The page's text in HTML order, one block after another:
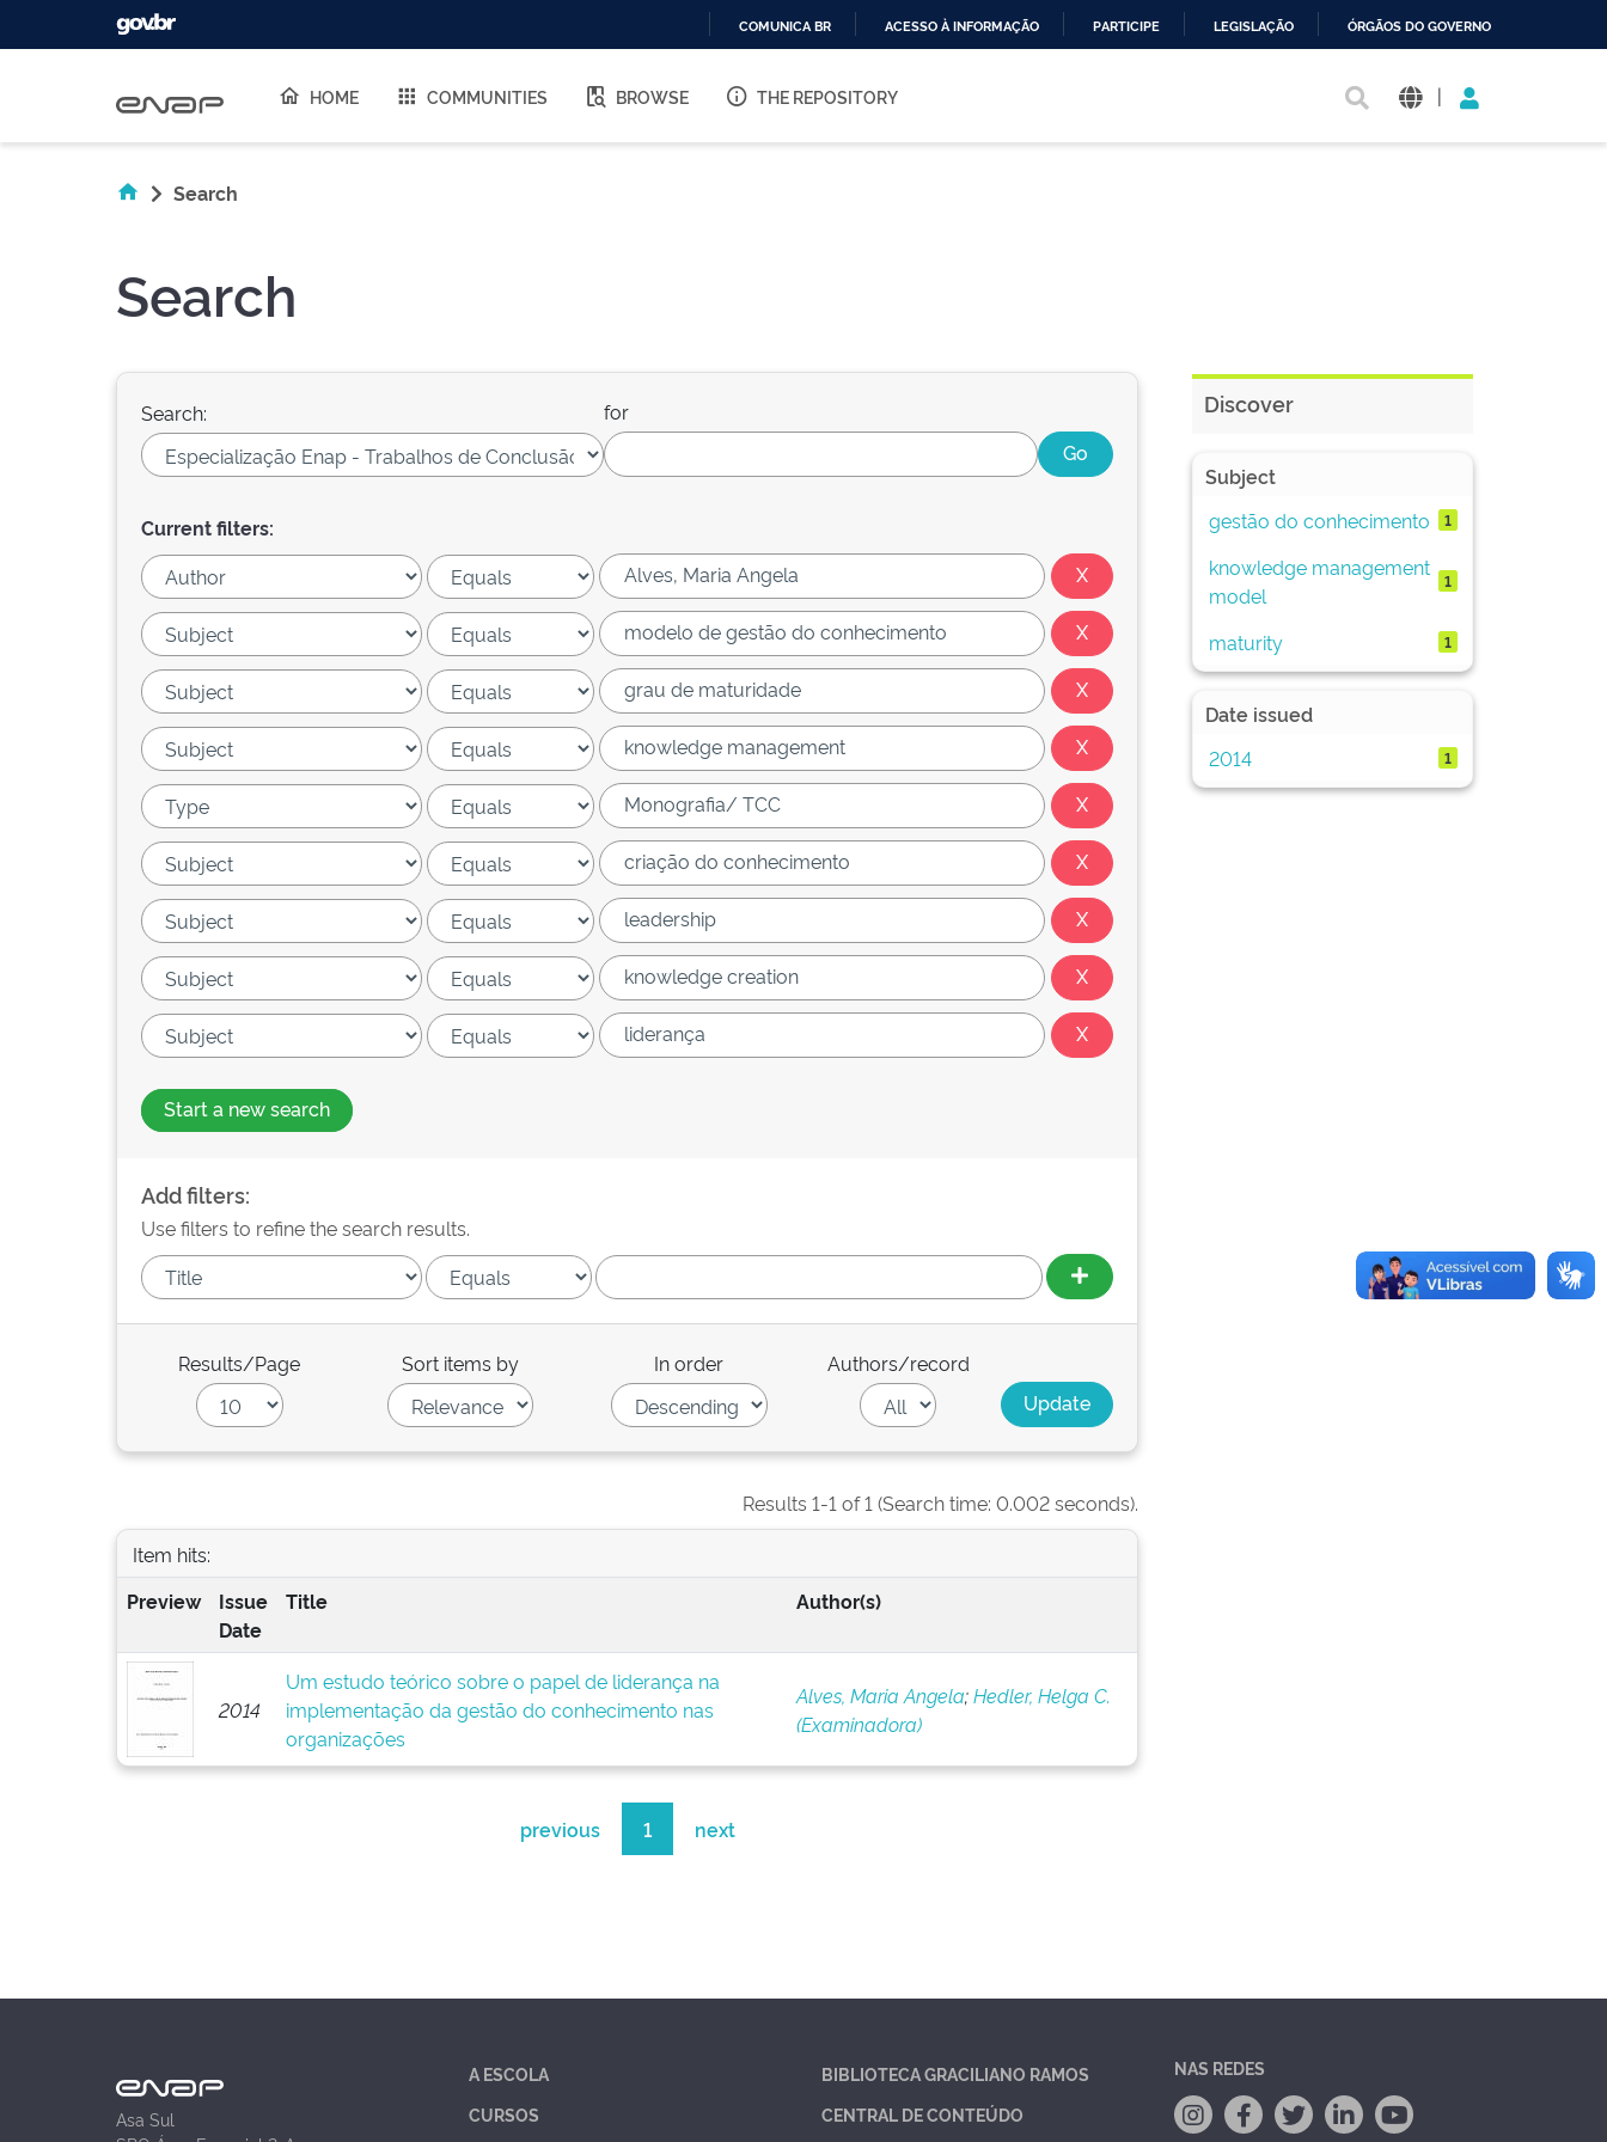
O
COMUNICA BR ACESSO À INFORMAÇÃO PARTICIPE LEGISLAÇÃO ÓRGÃOS DO GOVERNO
HOME COMMUNITIES BROWSE THE REPOSITORY |
Search
Search
Search: for
Current filters:
Start a new search
Add filters:
Use filters to refine the search results.
Results/Page Sort items by In order Authors/record
Results 1-1 of 1 (Search time: 0.002 seconds).
Item hits:
Preview
Issue
Date
Title Author(s)
2014
Um estudo teórico sobre o papel de liderança na
implementação da gestão do conhecimento nas
organizações
Alves, Maria Angela;Hedler, Helga C.
(Examinadora)
previous 1 next
Discover
Subject
gestão do conhecimento
1
knowledge management
model
1
maturity 1
Date issued
2014
1
Asa Sul
A ESCOLA
CURSOS
BIBLIOTECA GRACILIANO RAMOS
CENTRAL DE CONTEÚDO
NAS REDES